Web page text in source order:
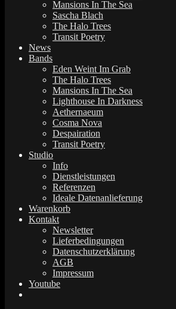
Mansions In The Sea
Sascha Blach
The Halo Trees
Transit Poetry
News
Bands
Eden Weint Im Grab
The Halo Trees
Mansions In The Sea
Lighthouse In Darkness
Aethernaeum
Cosma Nova
Despairation
Transit Poetry
Studio
Info
Dienstleistungen
Referenzen
Ideale Datenanlieferung
Warenkorb
Kontakt
Newsletter
Lieferbedingungen
Datenschutzerklärung
AGB
Impressum
Youtube